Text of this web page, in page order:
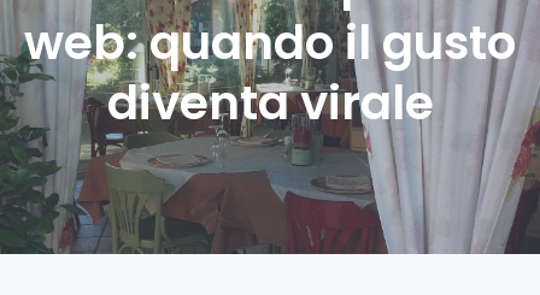
web: quando il gusto
diventa virale